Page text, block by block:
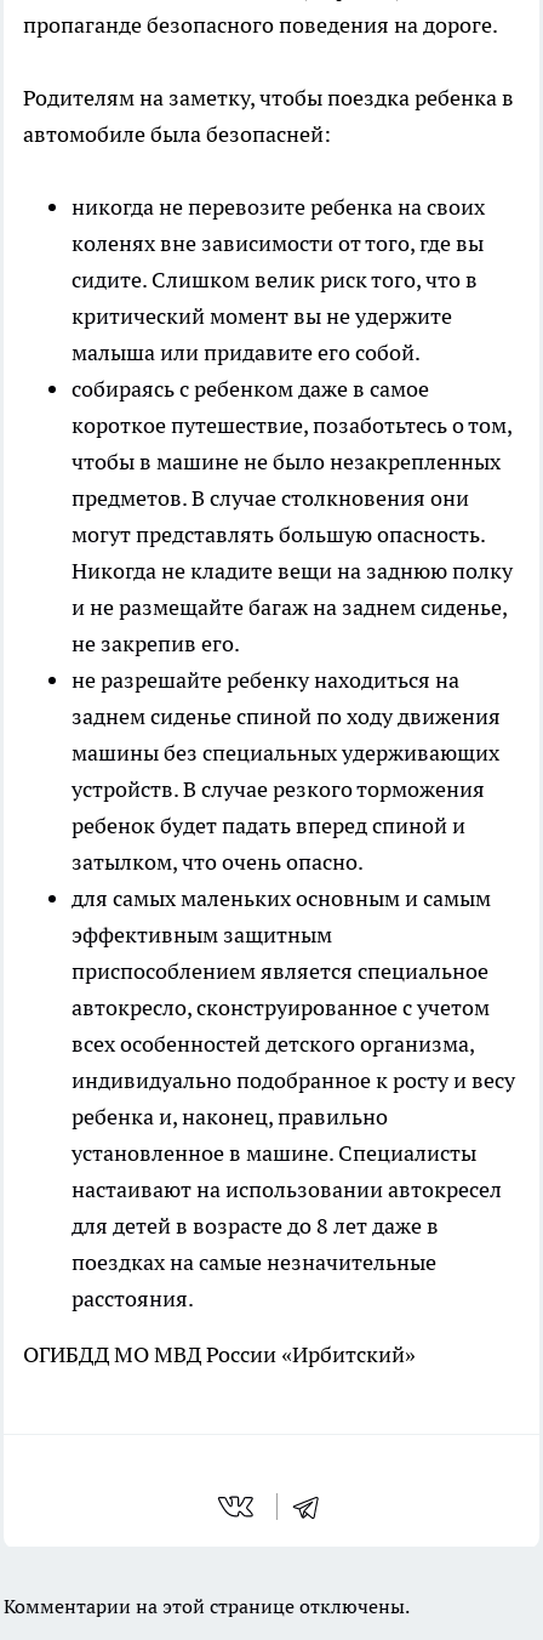
пропаганде безопасного поведения на дороге.
Родителям на заметку, чтобы поездка ребенка в
автомобиле была безопасней:
никогда не перевозите ребенка на своих
коленях вне зависимости от того, где вы
сидите. Слишком велик риск того, что в
критический момент вы не удержите
малыша или придавите его собой.
собираясь с ребенком даже в самое
короткое путешествие, позаботьтесь о том,
чтобы в машине не было незакрепленных
предметов. В случае столкновения они
могут представлять большую опасность.
Никогда не кладите вещи на заднюю полку
и не размещайте багаж на заднем сиденье,
не закрепив его.
не разрешайте ребенку находиться на
заднем сиденье спиной по ходу движения
машины без специальных удерживающих
устройств. В случае резкого торможения
ребенок будет падать вперед спиной и
затылком, что очень опасно.
для самых маленьких основным и самым
эффективным защитным
приспособлением является специальное
автокресло, сконструированное с учетом
всех особенностей детского организма,
индивидуально подобранное к росту и весу
ребенка и, наконец, правильно
установленное в машине. Специалисты
настаивают на использовании автокресел
для детей в возрасте до 8 лет даже в
поездках на самые незначительные
расстояния.
ОГИБДД МО МВД России «Ирбитский»
Комментарии на этой странице отключены.